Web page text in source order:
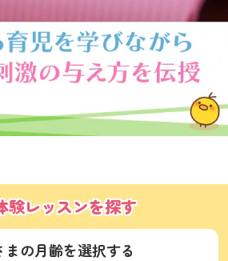
験レッスンを探す
まの月齢を選択する